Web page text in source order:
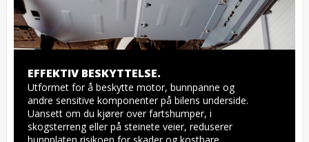
EFFEKTIV BESKYTTELSE.
Utformet for å beskytte motor, bunnpanne og
andre sensitive komponenter på bilens underside.
Uansett om du kjører over fartshumper, i
skogsterreng eller på steinete veier, reduserer